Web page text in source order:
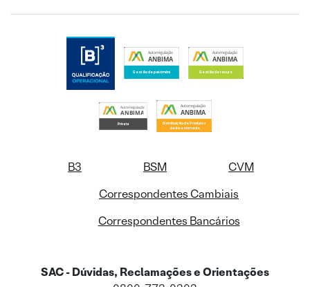
B3 BSM
CVM
Correspondentes Cambiais
Correspondentes Bancários
SAC - Dúvidas, Reclamações e Orientações